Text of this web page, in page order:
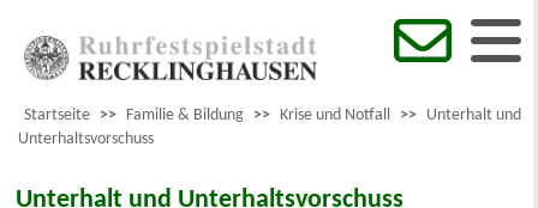
Startseite >> Familie & Bildung >> Krise und Notfall >> Unterhalt und
Unterhaltsvorschuss
Unterhalt und Unterhaltsvorschuss